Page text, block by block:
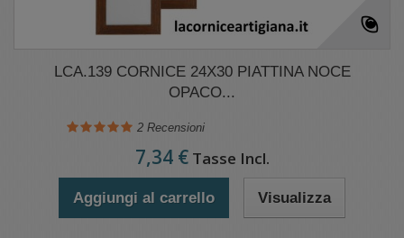
LCA.139 CORNICE 24X30 PIATTINA NOCE
OPACO...
2 Recensioni
7,34 € Tasse Incl.
Aggiungi al carrello Visualizza